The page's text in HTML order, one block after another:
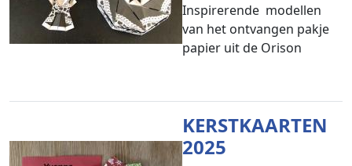
Inspirerende modellen
van het ontvangen pakje
papier uit de Orison
KERSTKAARTEN
2025